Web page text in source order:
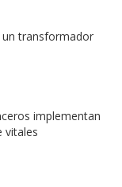
un transformador
implementan
vitales